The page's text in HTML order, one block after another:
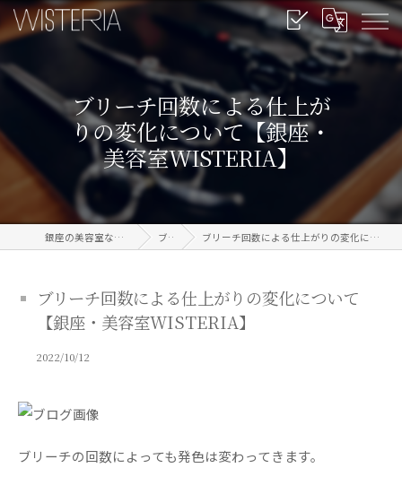
ブリーチ回数による仕上が
りの変化について【銀座・
美容室WISTERIA】
銀座の美容室なら信頼のWISTERIA ブログ ブリーチ回数による仕上がりの変化について【銀座・美容室WISTERIA】
ブリーチ回数による仕上がりの変化について
【銀座・美容室WISTERIA】
2022/10/12
ブリーチの回数によっても発色は変わってきます。